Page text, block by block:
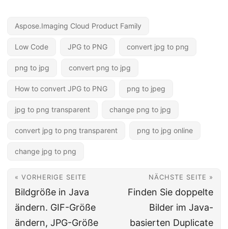
Aspose.Imaging Cloud Product Family
Low Code JPG to PNG convert jpg to png
png to jpg convert png to jpg
How to convert JPG to PNG png to jpeg
jpg to png transparent change png to jpg
convert jpg to png transparent png to jpg online
change jpg to png
« VORHERIGE SEITE
Bildgröße in Java
ändern. GIF-Größe
ändern, JPG-Größe
NÄCHSTE SEITE »
Finden Sie doppelte
Bilder im Java-
basierten Duplicate